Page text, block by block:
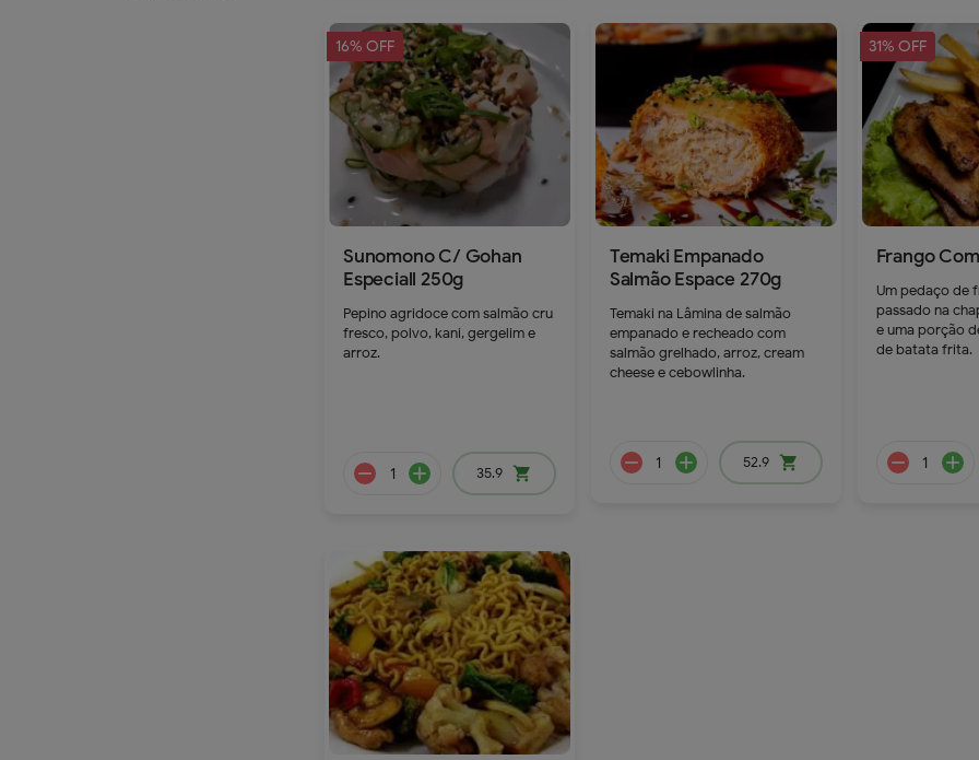
remove add remove
16% OFF
Sunomono C/ Gohan
Especiall 250g
Pepino agridoce com salmão cru
fresco, polvo, kani, gergelim e
arroz.
35.9 shopping_cart
Temaki Empanado
Salmão Espace 270g
Temaki na Lâmina de salmão
empanado e recheado com
salmão grelhado, arroz, cream
cheese e cebowlinha.
52.9 shopping_cart
31% OFF
Frango
Um pedaço de
passado na
e uma porção
de batata frita.